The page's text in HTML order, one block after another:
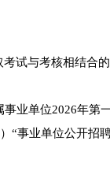
试与考核相结合的
业单位2026年第
“事业单位公开招聘